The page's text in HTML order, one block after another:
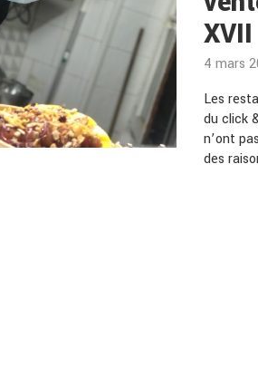
XVII
4 mars
Les
du click
n’ont
des